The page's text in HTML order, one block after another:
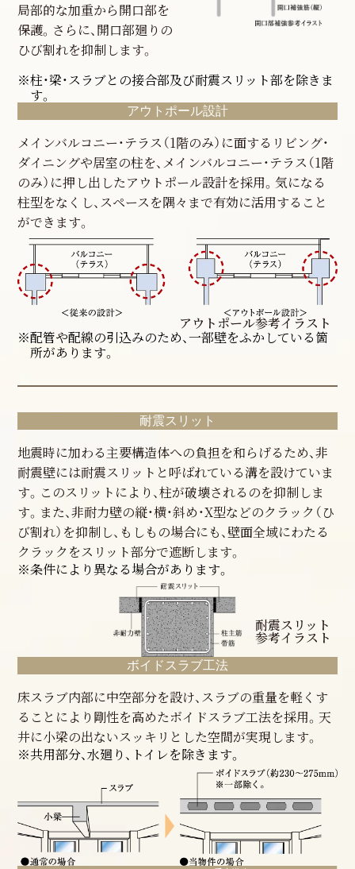
局部的な加重から開口部を
保護。さらに、開口部廻りの
ひび割れを抑制します。
※柱・梁・スラブとの接合部及び耐震スリット部を除きま
す。
アウトポール設計
メインバルコニー・テラス（1階のみ）に面するリビング・
ダイニングや居室の柱を、メインバルコニー・テラス（1階
のみ）に押し出したアウトポール設計を採用。気になる
柱型をなくし、スペースを隅々まで有効に活用すること
ができます。
アウトポール参考イラスト
※配管や配線の引込みのため、一部壁をふかしている箇
所があります。
耐震スリット
地震時に加わる主要構造体への負担を和らげるため、非
耐震壁には耐震スリットと呼ばれている溝を設けていま
す。このスリットにより、柱が破壊されるのを抑制しま
す。また、非耐力壁の縦・横・斜め・X型などのクラック（ひ
び割れ）を抑制し、もしもの場合にも、壁面全域にわたる
クラックをスリット部分で遮断します。
※条件により異なる場合があります。
耐震スリット
参考イラスト
ボイドスラブ工法
床スラブ内部に中空部分を設け、スラブの重量を軽くす
ることにより剛性を高めたボイドスラブ工法を採用。天
井に小梁の出ないスッキリとした空間が実現します。
※共用部分、水廻り、トイレを除きます。